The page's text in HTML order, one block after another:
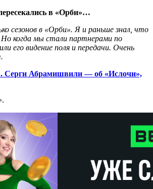
в «Орби»…
сезонов в «Орби». Я и раньше знал, что
когда мы стали партнерами по
его видение поля и передачи. Очень
Серги Абрамишвили — об «Ислочи»,